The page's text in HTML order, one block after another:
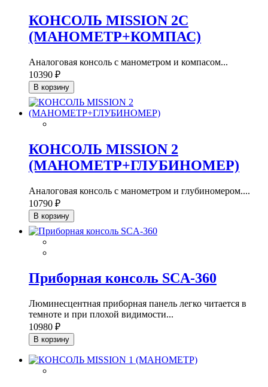
КОНСОЛЬ MISSION 2C
(МАНОМЕТР+КОМПАС)
Аналоговая консоль с манометром и компасом...
10390 ₽
В корзину
КОНСОЛЬ MISSION 2
(МАНОМЕТР+ГЛУБИНОМЕР)
Аналоговая консоль с манометром и глубиномером....
10790 ₽
В корзину
Приборная консоль SCA-360
Люминесцентная приборная панель легко читается в
темноте и при плохой видимости...
10980 ₽
В корзину